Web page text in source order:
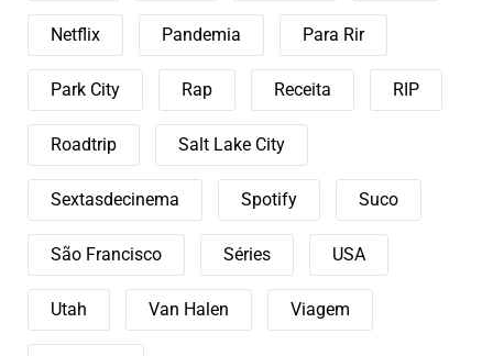
Netflix Pandemia Para Rir
Park City Rap Receita RIP
Roadtrip Salt Lake City
Sextasdecinema Spotify Suco
São Francisco Séries USA
Utah Van Halen Viagem